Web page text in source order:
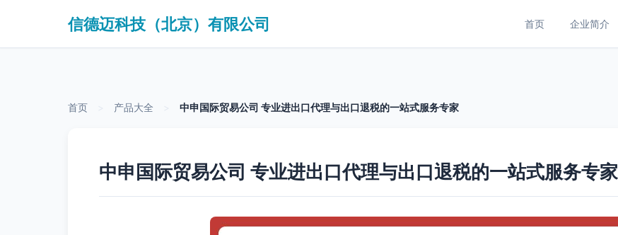
信德迈科技（北京）有限公司 首页 企业简介
首页 产品大全 中申国际贸易公司 专业进出口代理与出口退税的一站式服务专家
中申国际贸易公司 专业进出口代理与出口退税的一站式服务专家